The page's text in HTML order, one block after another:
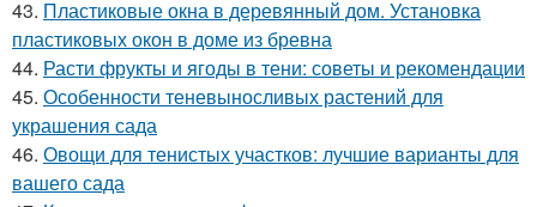
43. Пластиковые окна в деревянный дом. Установка
пластиковых окон в доме из бревна
44. Расти фрукты и ягоды в тени: советы и рекомендации
45. Особенности теневыносливых растений для
украшения сада
46. Овощи для тенистых участков: лучшие варианты для
вашего сада